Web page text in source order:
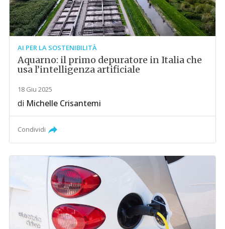
AI PER LA SOSTENIBILITÀ
Aquarno: il primo depuratore in Italia che
usa l’intelligenza artificiale
18 Giu 2025
di Michelle Crisantemi
Condividi